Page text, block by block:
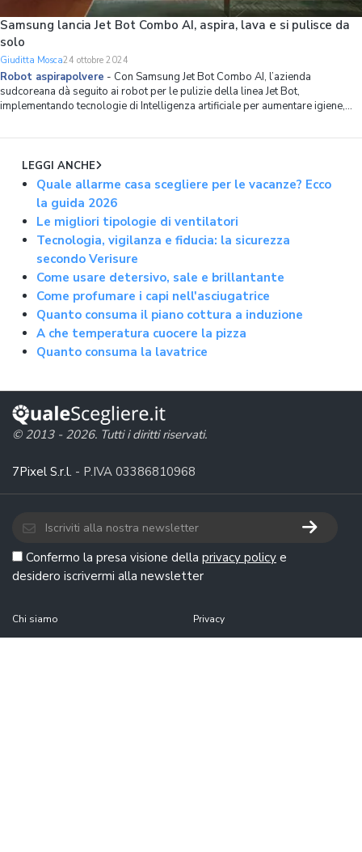
Samsung lancia Jet Bot Combo AI, aspira, lava e si pulisce da
solo
Giuditta Mosca24 ottobre 2024
Robot aspirapolvere - Con Samsung Jet Bot Combo AI, l’azienda
sudcoreana dà seguito ai robot per le pulizie della linea Jet Bot,
implementando tecnologie di Intelligenza artificiale per aumentare igiene,
Object Recognition che rileva a
LEGGI ANCHE
Quale allarme casa scegliere per le vacanze? Ecco
la guida 2026
Le migliori tipologie di ventilatori
Tecnologia, vigilanza e fiducia: la sicurezza
secondo Verisure
Come usare detersivo, sale e brillantante
Come profumare i capi nell'asciugatrice
Quanto consuma il piano cottura a induzione
A che temperatura cuocere la pizza
Quanto consuma la lavatrice
© 2013 - 2026. Tutti i diritti riservati.
7Pixel S.r.l. - P.IVA 03386810968
Confermo la presa visione della privacy policy e
desidero iscrivermi alla newsletter
Chi siamo Privacy